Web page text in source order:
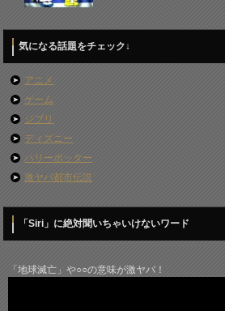
気になる話題をチェック↓
アニメ
ゲーム
ジブリ
ディズニー
ハリーポッター
激ヤバ都市伝説
「Siri」に絶対聞いちゃいけないワード
「地球滅亡」や○○の意味が激ヤバ！